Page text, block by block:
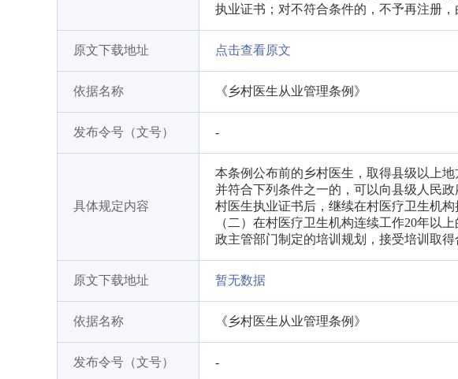
执业证书；对不符合条件的，不予再注册
原文下载地址 点击查看原文
依据名称 《乡村医生从业管理条例》
发布令号（文号） -
具体规定内容
本条例公布前的乡村医生，取得县级以上
并符合下列条件之一的，可以向县级人民
村医生执业证书后，继续在村医疗卫生机
（二）在村医疗卫生机构连续工作20年以
政主管部门制定的培训规划，接受培训取得
原文下载地址 暂无数据
依据名称 《乡村医生从业管理条例》
发布令号（文号） -